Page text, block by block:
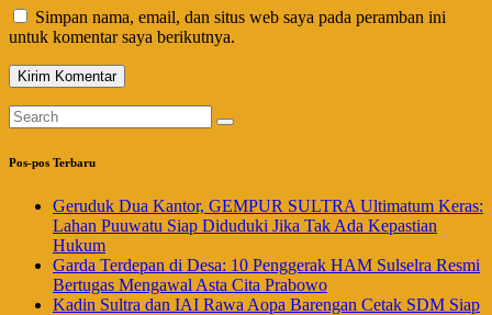
Simpan nama, email, dan situs web saya pada peramban ini
untuk komentar saya berikutnya.
Pos-pos Terbaru
Geruduk Dua Kantor, GEMPUR SULTRA Ultimatum Keras:
Lahan Puuwatu Siap Diduduki Jika Tak Ada Kepastian
Hukum
Garda Terdepan di Desa: 10 Penggerak HAM Sulselra Resmi
Bertugas Mengawal Asta Cita Prabowo
Kadin Sultra dan IAI Rawa Aopa Barengan Cetak SDM Siap